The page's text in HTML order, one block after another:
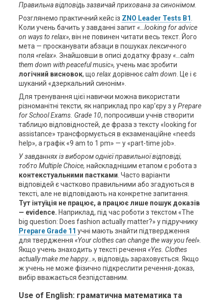
Правильна відповідь зазвичай прихована за синонімом.
Розглянемо практичний кейс із ZNO Leader Tests B1
Коли учень бачить у завданні запит«…looking for advice
on ways to relax», він не повинен читати весь текст. Його
мета — просканувати абзаци в пошуках лексичного
поля «relax». Знайшовши в описі додатку фразу«…calm
them down with peaceful music», учень має зробити
логічний висновок, що relaxдорівнюєcalm down . Це і є
шуканий «дзеркальний синонім».
Для тренування цієї навички можна використати
різноманітні тексти, як наприклад про кар’єру з уPrepare
for School Exams. Grade 10, попросивши учнів створити
таблицю відповідностей, де фраза з тексту «looking for
assistance» трансформується в екзаменаційне «needs
help», а графік «9 am to 1 pm» — у «part-time job».
У завданнях із вибором однієї правильної відповіді,
тобто Multiple Choice, найскладнішим етапом є робота з
контекстуальними пастками . Часто варіанти
відповідей є частково правильними або згадуються в
тексті, але не відповідають на конкретне запитання.
Тут інтуїція не працює, а працює лише пошук доказів
— evidence. Наприклад, під час роботи з текстом «The
big question: Does fashion actually matter?» у підручнику
Prepare Grade 11 учні мають знайти підтвердження
для твердження «Your clothes can change the way you feel».
Якщо учень знаходить у тексті речення «Yes. Clothes
actually make me happy…», відповідь зараховується. Якщо
ж учень не може фізично підкреслити речення-доказ,
вибір вважається безпідставним.
Use of English: граматична математика та